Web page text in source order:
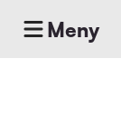
Meny